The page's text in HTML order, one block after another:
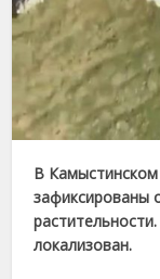
В
зафиксированы
локализован.